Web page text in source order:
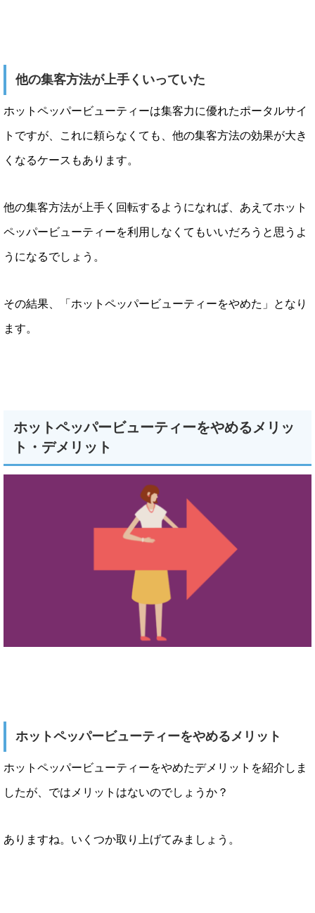
他の集客方法が上手くいっていた
ホットペッパービューティーは集客力に優れたポータルサイ
トですが、これに頼らなくても、他の集客方法の効果が大き
くなるケースもあります。
他の集客方法が上手く回転するようになれば、あえてホット
ペッパービューティーを利用しなくてもいいだろうと思うよ
うになるでしょう。
その結果、「ホットペッパービューティーをやめた」となり
ます。
ホットペッパービューティーをやめるメリッ
ト・デメリット
ホットペッパービューティーをやめるメリット
ホットペッパービューティーをやめたデメリットを紹介しま
したが、ではメリットはないのでしょうか？
ありますね。いくつか取り上げてみましょう。